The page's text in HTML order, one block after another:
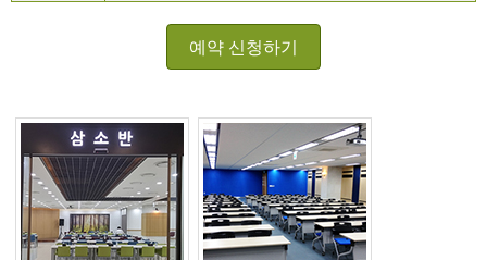
ㆍ쿠키(cookie)의 운용 및 활용
정보보호를 위한 기술적/제도적 관리
ㆍ기타
(1)개인정보의 수집 및 이용 목적